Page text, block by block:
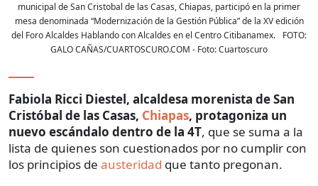
municipal de San Cristobal de las Casas, Chiapas, participó en la primer
mesa denominada “Modernización de la Gestión Pública” de la XV edición
del Foro Alcaldes Hablando con Alcaldes en el Centro Citibanamex. FOTO:
GALO CAÑAS/CUARTOSCURO.COM - Foto:Cuartoscuro
Fabiola Ricci Diestel, alcaldesa morenista de San
Cristóbal de las Casas, Chiapas, protagoniza un
nuevo escándalo dentro de la 4T, que se suma a la
lista de quienes son cuestionados por no cumplir con
los principios de austeridad que tanto pregonan.